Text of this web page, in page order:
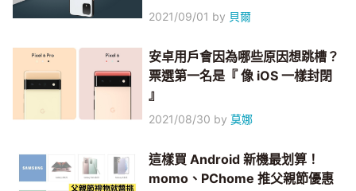
2021/09/01 by 貝爾
安卓用戶會因為哪些原因想跳槽？
票選第一名是『 像 iOS 一樣封閉
』
2021/08/30 by莫娜
這樣買 Android 新機最划算！
momo、PChome 推父親節優惠